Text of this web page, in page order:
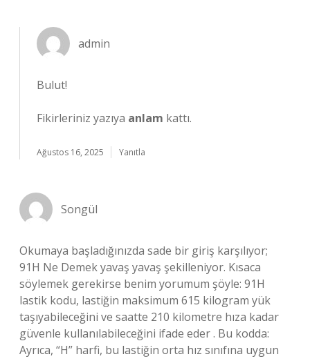
admin
Bulut!
Fikirleriniz yazıya anlam kattı.
Ağustos 16, 2025 Yanıtla
Songül
Okumaya başladığınızda sade bir giriş karşılıyor;
91H Ne Demek yavaş yavaş şekilleniyor. Kısaca
söylemek gerekirse benim yorumum şöyle: 91H
lastik kodu, lastiğin maksimum 615 kilogram yük
taşıyabileceğini ve saatte 210 kilometre hıza kadar
güvenle kullanılabileceğini ifade eder . Bu kodda:
Ayrıca, “H” harfi, bu lastiğin orta hız sınıfına uygun